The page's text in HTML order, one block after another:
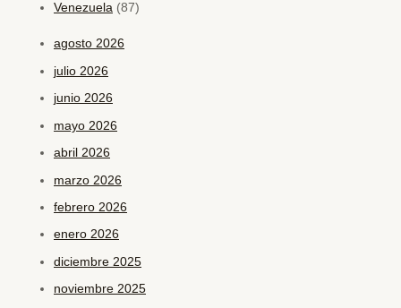
Venezuela (87)
agosto 2026
julio 2026
junio 2026
mayo 2026
abril 2026
marzo 2026
febrero 2026
enero 2026
diciembre 2025
noviembre 2025